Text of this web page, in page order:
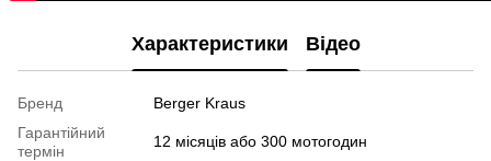
Характеристики Відео
Бренд
Berger Kraus
Гарантійний
термін
12 місяців або 300 мотогодин